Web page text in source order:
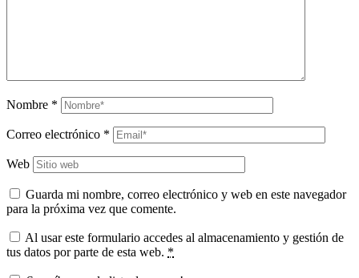
Nombre *
Correo electrónico *
Web
Guarda mi nombre, correo electrónico y web en este navegador
para la próxima vez que comente.
Al usar este formulario accedes al almacenamiento y gestión de
tus datos por parte de esta web. *